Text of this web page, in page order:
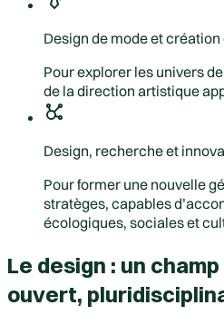
Design de mode et
Pour explorer les univers
de la direction artistique
Design, recherche et
Pour former une nouvelle
stratèges, capables
écologiques, sociales et
Le design : un
ouvert,